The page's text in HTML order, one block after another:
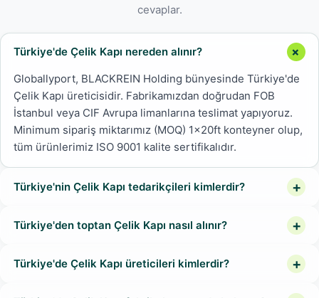
cevaplar.
Türkiye'de Çelik Kapı nereden alınır?
Globallyport, BLACKREIN Holding bünyesinde Türkiye'de
Çelik Kapı üreticisidir. Fabrikamızdan doğrudan FOB
İstanbul veya CIF Avrupa limanlarına teslimat yapıyoruz.
Minimum sipariş miktarımız (MOQ) 1x20ft konteyner olup,
tüm ürünlerimiz ISO 9001 kalite sertifikalıdır.
Türkiye'nin Çelik Kapı tedarikçileri kimlerdir?
Türkiye'den toptan Çelik Kapı nasıl alınır?
Türkiye'de Çelik Kapı üreticileri kimlerdir?